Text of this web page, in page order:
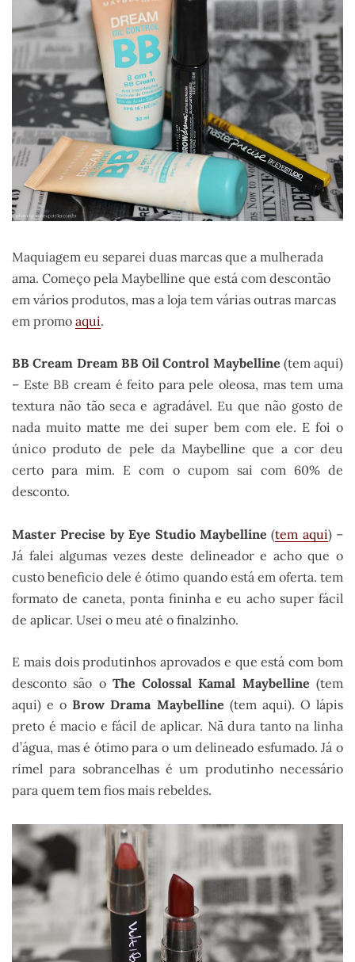
Maquiagem eu separei duas marcas que a mulherada
ama. Começo pela Maybelline que está com descontão
em vários produtos, mas a loja tem várias outras marcas
em promo aqui.
BB Cream Dream BB Oil Control Maybelline (tem aqui)
– Este BB cream é feito para pele oleosa, mas tem uma
textura não tão seca e agradável. Eu que não gosto de
nada muito matte me dei super bem com ele. E foi o
único produto de pele da Maybelline que a cor deu
certo para mim. E com o cupom sai com 60% de
desconto.
Master Precise by Eye Studio Maybelline (tem aqui) –
Já falei algumas vezes deste delineador e acho que o
custo beneficio dele é ótimo quando está em oferta. tem
formato de caneta, ponta fininha e eu acho super fácil
de aplicar. Usei o meu até o finalzinho.
E mais dois produtinhos aprovados e que está com bom
desconto são o The Colossal Kamal Maybelline (tem
aqui) e oBrow Drama Maybelline (tem aqui). O lápis
preto é macio e fácil de aplicar. Nã dura tanto na linha
d’água, mas é ótimo para o um delineado esfumado. Já o
rímel para sobrancelhas é um produtinho necessário
para quem tem fios mais rebeldes.